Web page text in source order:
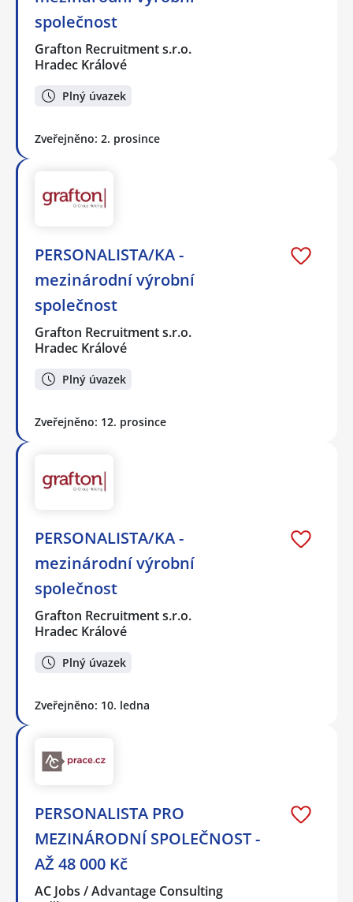
společnost
Grafton Recruitment s.r.o.
Hradec Králové
Plný úvazek
Zveřejněno: 2. prosince
PERSONALISTA/KA -
mezinárodní výrobní
společnost
Grafton Recruitment s.r.o.
Hradec Králové
Plný úvazek
Zveřejněno: 12. prosince
PERSONALISTA/KA -
mezinárodní výrobní
společnost
Grafton Recruitment s.r.o.
Hradec Králové
Plný úvazek
Zveřejněno: 10. ledna
PERSONALISTA PRO
MEZINÁRODNÍ SPOLEČNOST -
AŽ 48 000 Kč
AC Jobs / Advantage Consulting